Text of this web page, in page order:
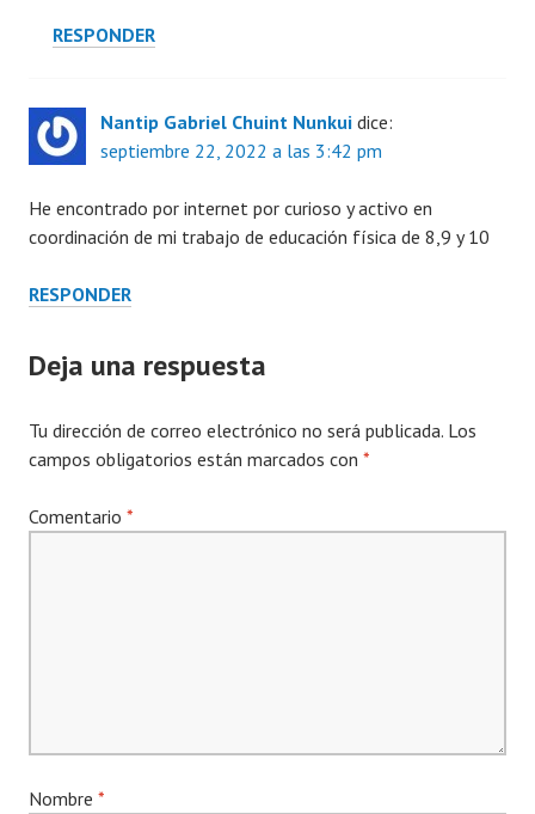
RESPONDER
Nantip Gabriel Chuint Nunkui dice:
septiembre 22, 2022 a las 3:42 pm
He encontrado por internet por curioso y activo en
coordinación de mi trabajo de educación física de 8,9 y 10
RESPONDER
Deja una respuesta
Tu dirección de correo electrónico no será publicada. Los
campos obligatorios están marcados con *
Comentario *
Nombre *